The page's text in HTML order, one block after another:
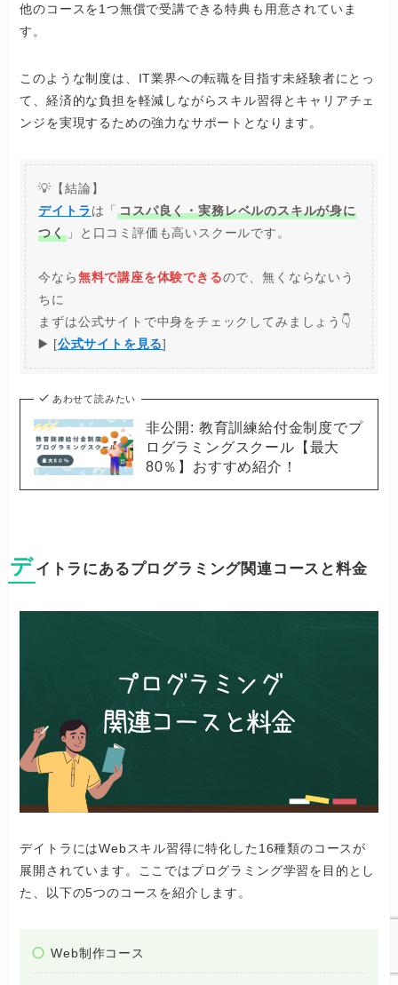
他のコースを1つ無償で受講できる特典も用意されていま
す。
​このような制度は、IT業界への転職を目指す未経験者にとっ
て、経済的な負担を軽減しながらスキル習得とキャリアチェ
ンジを実現するための強力なサポートとなります。
💡【結論】
デイトラ は「コスパ良く・実務レベルのスキルが身に
つく 」と口コミ評価も高いスクールです。
今なら無料で講座を体験できるので、無くならないう
ちに
まずは公式サイトで中身をチェックしてみましょう👇
▶️ [公式サイトを見る]
あわせて読みたい
非公開: 教育訓練給付金制度でプ
ログラミングスクール【最大
80％】おすすめ紹介！
デイトラにあるプログラミング関連コースと料金
デイトラにはWebスキル習得に特化した16種類のコースが
展開されています。ここではプログラミング学習を目的とし
た、以下の5つのコースを紹介します。
Web制作コース